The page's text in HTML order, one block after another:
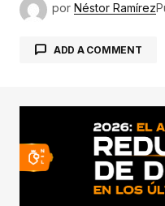
por Néstor Ramírez
ADD A COMMENT